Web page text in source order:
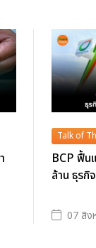
Talk of
BCP ฟื้น
ล้าน ธุรกิ
07 สิง